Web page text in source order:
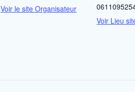
Voir le site Organisateur
Voir Lieu